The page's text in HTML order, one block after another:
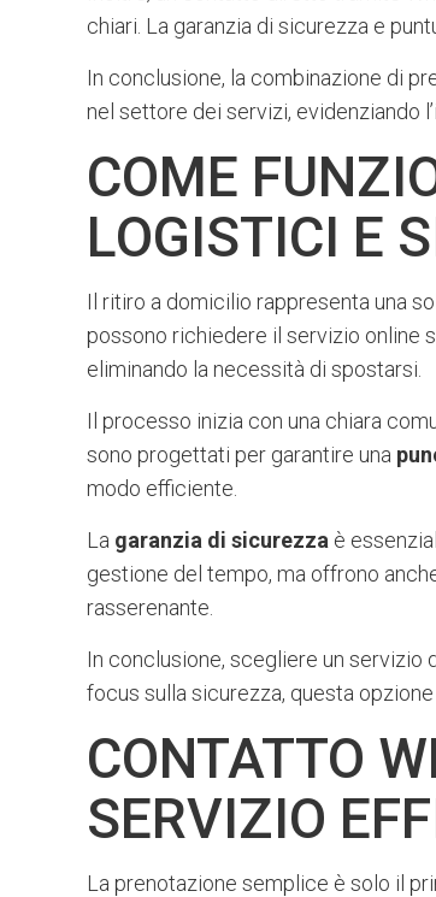
chiari. La garanzia di sicurezza e
In conclusione, la combinazione di
nel settore dei servizi, evidenziando
COME
LOGISTICI E
Il ritiro a domicilio rappresenta una
possono richiedere il servizio online
eliminando la necessità di spostarsi.
Il processo inizia con una chiara
sono progettati per garantire una
modo efficiente.
La garanzia di sicurezza è
gestione del tempo, ma offrono
rasserenante.
In conclusione, scegliere un servizio
focus sulla sicurezza, questa
CONTATTO
SERVIZIO
La prenotazione semplice è solo il